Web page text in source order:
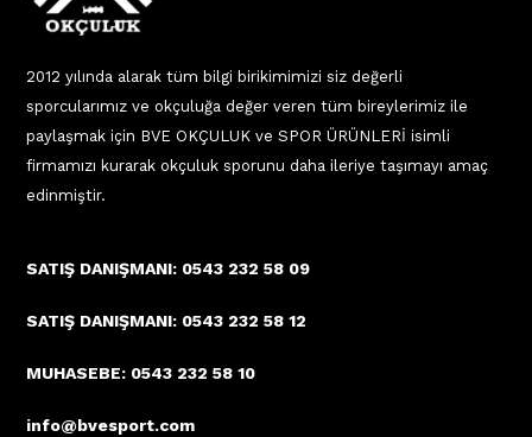
2012 yılında alarak tüm bilgi birikimimizi siz değerli
sporcularımız ve okçuluğa değer veren tüm bireylerimiz ile
paylaşmak için BVE OKÇULUK ve SPOR ÜRÜNLERİ isimli
firmamızı kurarak okçuluk sporunu daha ileriye taşımayı amaç
edinmiştir.
SATIŞ DANIŞMANI: 0543 232 58 09
SATIŞ DANIŞMANI: 0543 232 58 12
MUHASEBE: 0543 232 58 10
info@bvesport.com